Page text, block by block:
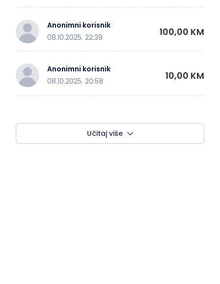
Anonimni korisnik
08.10.2025. 22:39
100,00 KM
Anonimni korisnik
08.10.2025. 20:58
10,00 KM
Učitaj više